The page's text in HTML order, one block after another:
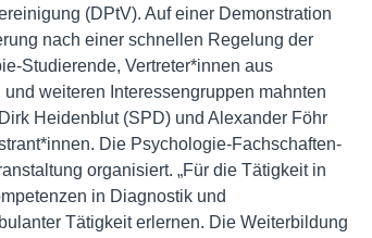
(DPtV). Auf einer Demonstration
nach einer schnellen Regelung der
Studierende, Vertreter*innen aus
weiteren Interessengruppen mahnten
Heidenblut (SPD) und Alexander Föhr
Die Psychologie-Fachschaften-
organisiert. „Für die Tätigkeit in
in Diagnostik und
Tätigkeit erlernen. Die Weiterbildung